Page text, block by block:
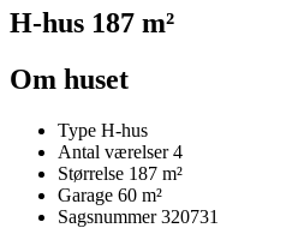
H-hus 187 m²
Om huset
Type H-hus
Antal værelser 4
Størrelse 187 m²
Garage 60 m²
Sagsnummer 320731